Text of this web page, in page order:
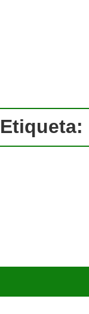
Etiqueta: